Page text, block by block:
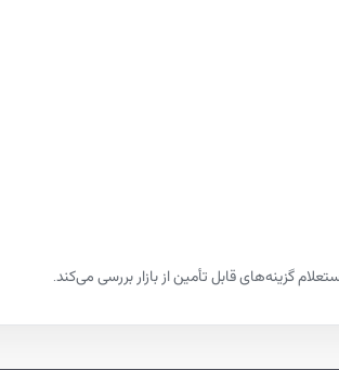
گزینه‌های قابل تأمین از بازار بررسی می‌کند.